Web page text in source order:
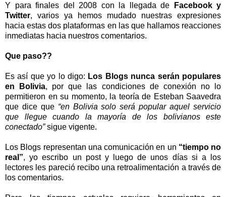
Y para finales del 2008 con la llegada de
Facebook y
Twitter, varios ya hemos mudado nuestras expresiones
hacia estas dos plataformas en las que hallamos reacciones
inmediatas hacia nuestros comentarios.
Que paso??
Es así que yo lo digo: Los Blogs nunca serán populares
en Bolivia, por que las condiciones de conexión no lo
permitieron en su momento, la teoría de Esteban Saavedra
que dice que “en Bolivia solo será popular aquel servicio
que llegue cuando la mayoría de los bolivianos este
conectado”sigue vigente.
Los Blogs representan una comunicación en un “tiempo no
real”, yo escribo un post y luego de unos días si a los
lectores les pareció recibo una retroalimentación a través de
los comentarios.